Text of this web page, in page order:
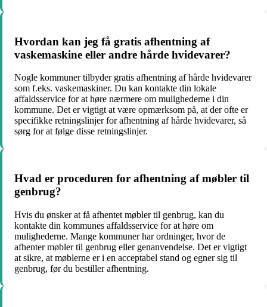
Hvordan kan jeg få gratis afhentning af
vaskemaskine eller andre hårde hvidevarer?
Nogle kommuner tilbyder gratis afhentning af hårde hvidevarer
som f.eks. vaskemaskiner. Du kan kontakte din lokale
affaldsservice for at høre nærmere om mulighederne i din
kommune. Det er vigtigt at være opmærksom på, at der ofte er
specifikke retningslinjer for afhentning af hårde hvidevarer, så
sørg for at følge disse retningslinjer.
Hvad er proceduren for afhentning af møbler til
genbrug?
Hvis du ønsker at få afhentet møbler til genbrug, kan du
kontakte din kommunes affaldsservice for at høre om
mulighederne. Mange kommuner har ordninger, hvor de
afhenter møbler til genbrug eller genanvendelse. Det er vigtigt
at sikre, at møblerne er i en acceptabel stand og egner sig til
genbrug, før du bestiller afhentning.